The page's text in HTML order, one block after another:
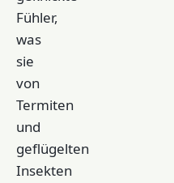
Fühler,
was
sie
von
Termiten
und
geflügelten
Insekten